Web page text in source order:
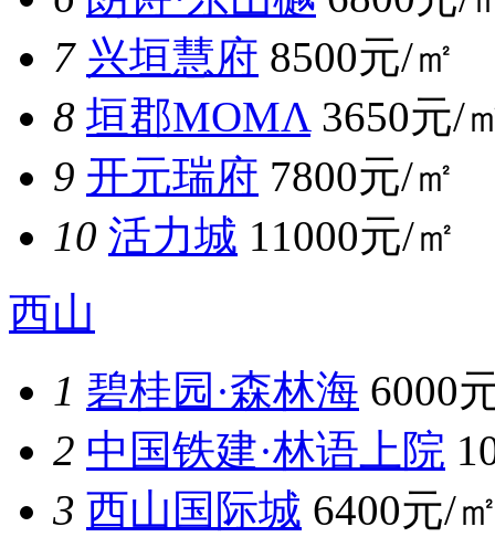
7 兴垣慧府 8500元/㎡
8 垣郡MOMΛ 3650元/
9 开元瑞府 7800元/㎡
10 活力城 11000元/㎡
西山
1 碧桂园·森林海 6000
2 中国铁建·林语上院
3 西山国际城 6400元/